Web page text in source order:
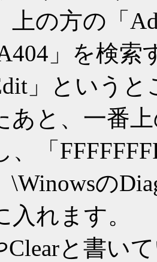
上の方の「
」を検索
」というと
あと、一番
、「
\Winowsの
入れます。
Clearと書い